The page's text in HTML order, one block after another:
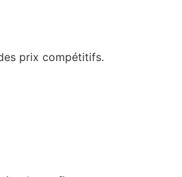
prix compétitifs.